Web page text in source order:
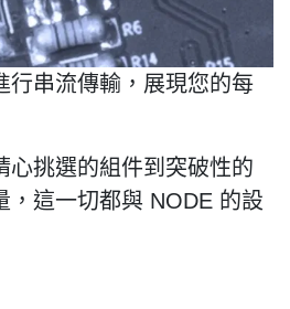
行串流傳輸，展現您的每
心挑選的組件到突破性的
，這一切都與 NODE 的設